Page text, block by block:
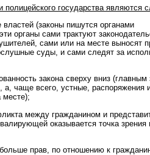
полицейского государства являются
властей (законы пишутся органами
органы сами трактуют
сами или на месте выносят
суды, и сами следят за
закона сверху вниз (главным
а, чаще всего, устные, распоряжения
месте);
между гражданином и
оказывается точка зрения
прав, по отношению к